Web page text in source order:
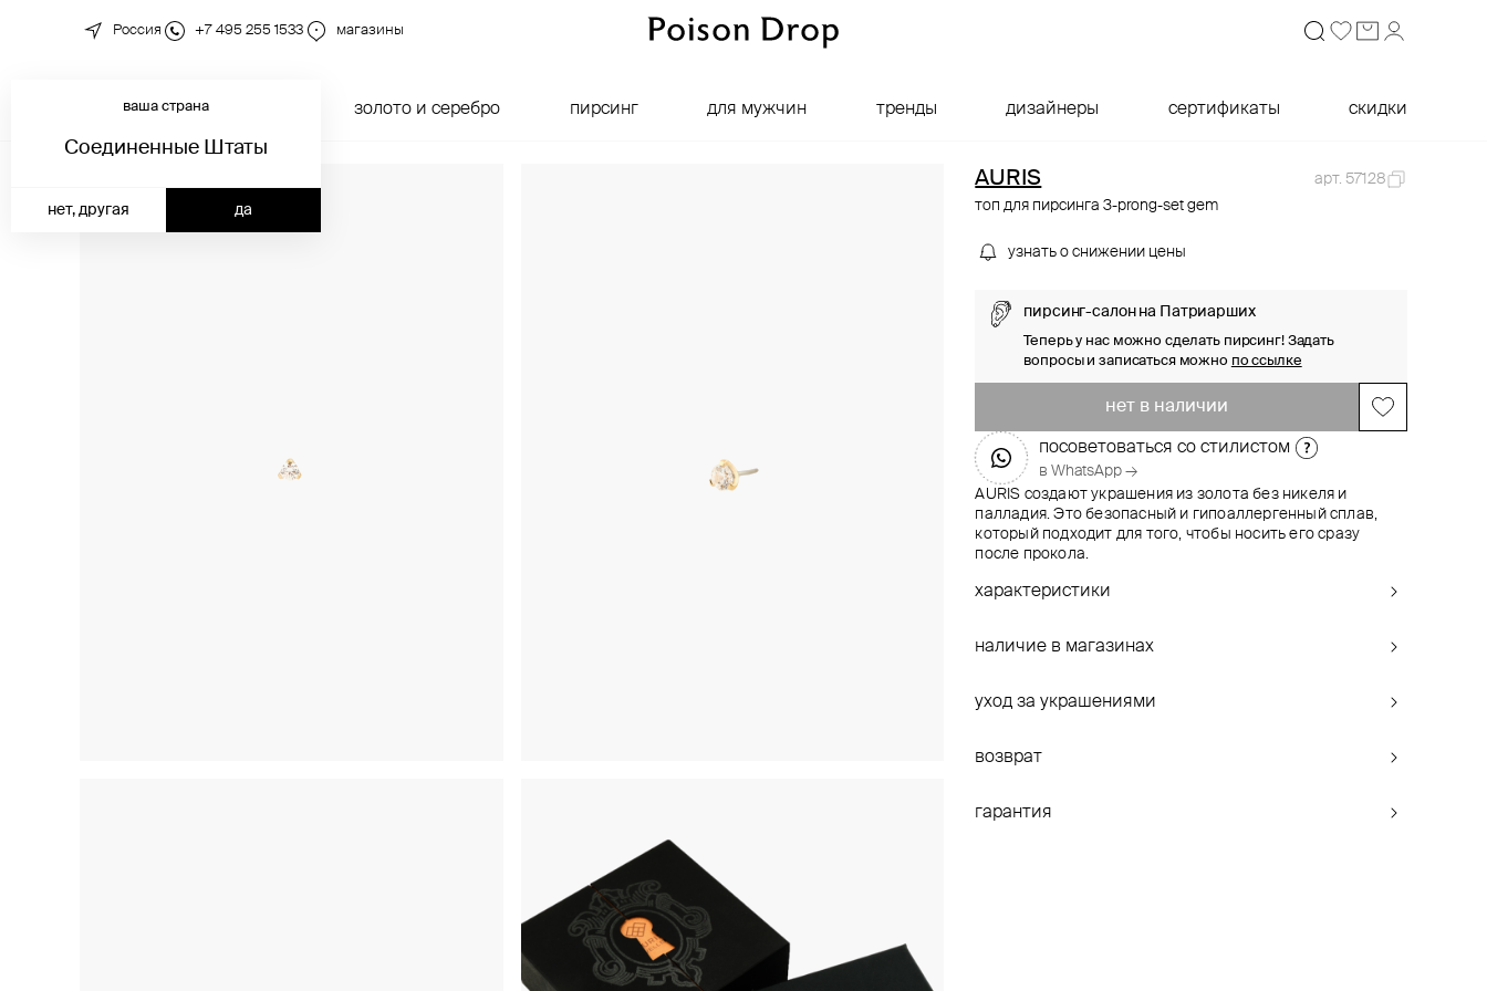
Россия +7 495 255 1533 магазины
новинки золото и серебро пирсинг для мужчин тренды дизайнеры сертификаты скидки
ваша страна
Соединенные Штаты
да
нет, другая
AURIS
арт. 57128
топ для пирсинга 3-prong-set gem
узнать о снижении цены
пирсинг-салон на Патриарших
Теперь у нас можно сделать пирсинг! Задать
вопросы и записаться можно по ссылке
нет в наличии
посоветоваться со стилистом
в WhatsApp →
AURIS создают украшения из золота без никеля и
палладия. Это безопасный и гипоаллергенный сплав,
который подходит для того, чтобы носить его сразу
после прокола.
характеристики
наличие в магазинах
уход за украшениями
возврат
гарантия